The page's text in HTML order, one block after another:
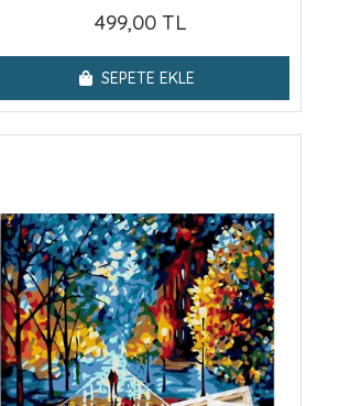
499,00 TL
SEPETE EKLE